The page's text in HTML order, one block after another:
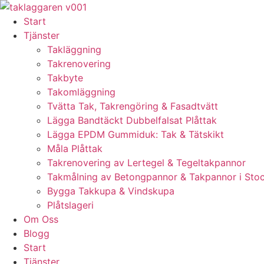
Skip
content
Start
Tjänster
Takläggning
Takrenovering
Takbyte
Takomläggning
Tvätta Tak, Takrengöring & Fasadtvätt
Lägga Bandtäckt Dubbelfalsat Plåttak
Lägga EPDM Gummiduk: Tak & Tätskikt
Måla Plåttak
Takrenovering av Lertegel & Tegeltakpannor
Takmålning av Betongpannor & Takpannor i
Bygga Takkupa & Vindskupa
Plåtslageri
Om Oss
Blogg
Start
Tjänster